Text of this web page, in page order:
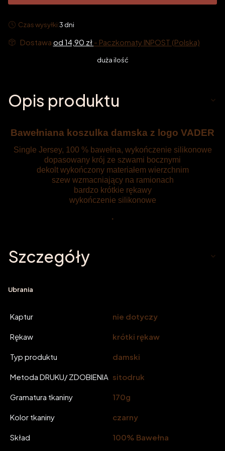
Czas wysyłki:3 dni
Dostawa od 14,90 zł - Paczkomaty INPOST (Polska)
duża ilość
Opis produktu
Bawełniana koszulka damska z logo VADER
Single Jersey, 100 % bawełna, wykończenie silikonowe
dopasowany krój ze szwami bocznymi
dekolt wykończony materiałem wierzchnim
szew wzmacniający na ramionach
bardzo krótkie rękawy
wykończenie silikonowe
.
Szczegóły
Ubrania
Kaptur nie dotyczy
Rękaw krótki rękaw
Typ produktu damski
Metoda DRUKU/ ZDOBIENIA sitodruk
Gramatura tkaniny 170g
Kolor tkaniny czarny
Skład 100% Bawełna